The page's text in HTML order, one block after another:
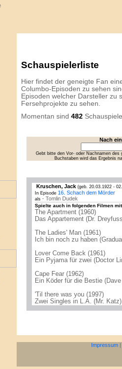
Schauspielerliste
Hier findet der geneigte Fan
Columbo-Episoden zu sehen
Episoden welcher Darsteller zu
Fersehprojekte zu sehen.
Momentan sind 482
Nach
Gebt bitte den Vor- oder Nachnamen
Buchstaben wird das Ergebnis
Kruschen, Jack (geb. 20.03.1922 -
In Episode 16. Schach dem Mörder
als - Tomlin Dudek
Spielte auch in folgenden Filmen
The Apartment (1960)
Das Appartement (Dr.
The Ladies' Man (1961)
Ich bin noch zu haben
Lover Come Back (1961)
Ein Pyjama für zwei (Doctor
Cape Fear (1962)
Ein Köder für die Bestie
'Til there was you (1997)
Zwei Singles in L.A. (Mr. Katz)
Impressum |